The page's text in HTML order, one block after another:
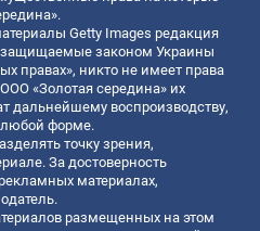
Getty Images редакция
законом Украины
правах», никто не имеет права
«Золотая середина» их
дальнейшему воспроизводству,
любой форме.
точку зрения,
За достоверность
материалах,
размещенных на этом